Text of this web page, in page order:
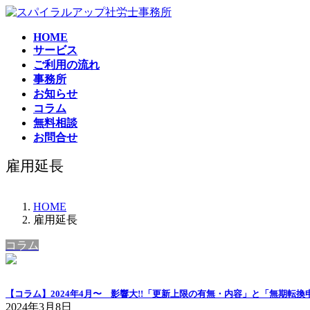
コ
ナ
HOME
サービス
ご利用の流れ
事務所
お知らせ
コラム
無料相談
お問合せ
雇用延長
HOME
雇用延長
コラム
【コラム】2024年4月〜 影響大!!「更新上限の有無・内容」と「無期転換
2024年3月8日